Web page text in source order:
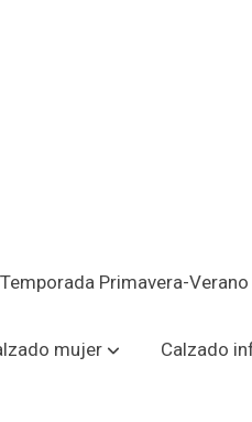
Primavera-
mujer Calzado
CON CORDONES